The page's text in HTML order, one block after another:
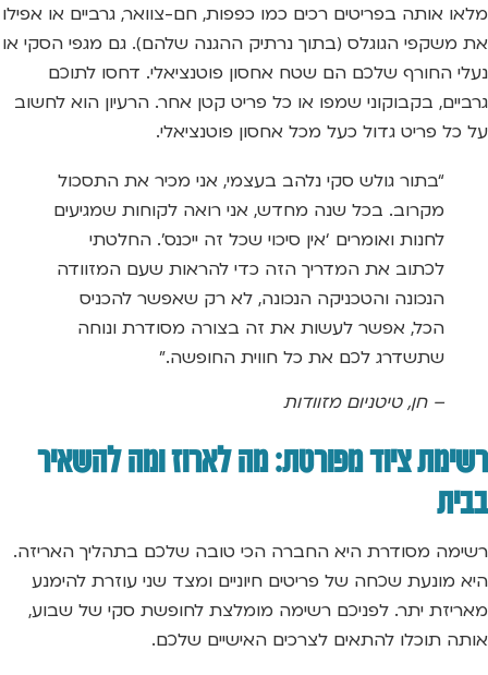
מלאו אותה בפריטים רכים כמו כפפות, חם-צוואר, גרביים או אפילו
את משקפי הגוגלס (בתוך נרתיק ההגנה שלהם). גם מגפי הסקי או
נעלי החורף שלכם הם שטח אחסון פוטנציאלי. דחסו לתוכם
גרביים, בקבוקוני שמפו או כל פריט קטן אחר. הרעיון הוא לחשוב
על כל פריט גדול כעל מכל אחסון פוטנציאלי.
“בתור גולש סקי נלהב בעצמי, אני מכיר את התסכול
מקרוב. בכל שנה מחדש, אני רואה לקוחות שמגיעים
לחנות ואומרים ‘אין סיכוי שכל זה ייכנס’. החלטתי
לכתוב את המדריך הזה כדי להראות שעם המזוודה
הנכונה והטכניקה הנכונה, לא רק שאפשר להכניס
הכל, אפשר לעשות את זה בצורה מסודרת ונוחה
שתשדרג לכם את כל חווית החופשה.”
– חן, טיטניום מזוודות
רשימת ציוד מפורטת: מה לארוז ומה להשאיר
בבית
רשימה מסודרת היא החברה הכי טובה שלכם בתהליך האריזה.
היא מונעת שכחה של פריטים חיוניים ומצד שני עוזרת להימנע
מאריזת יתר. לפניכם רשימה מומלצת לחופשת סקי של שבוע,
אותה תוכלו להתאים לצרכים האישיים שלכם.